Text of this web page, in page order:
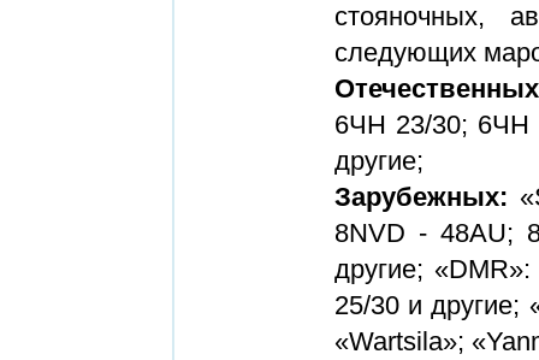
стояночных,
следующих
Отечественных
6ЧН 23/30; 6ЧН
другие;
Зарубежных:
8NVD - 48AU;
другие;
25/30 и
«Wartsila»;